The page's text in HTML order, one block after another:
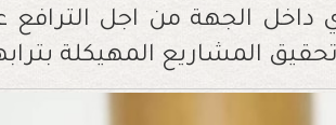
الجهة من اجل الترافع
المشاريع المهيكلة